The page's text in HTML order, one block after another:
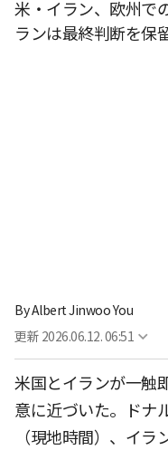
米・イラン、欧州で
ランは最終判断を保
ByAlbert Jinwoo You
更新 2026.06.12. 06:51
米国とイランが一触
意に近づいた。ドナ
（現地時間）、イ